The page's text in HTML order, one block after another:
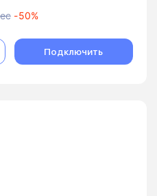
-50%
Подключить